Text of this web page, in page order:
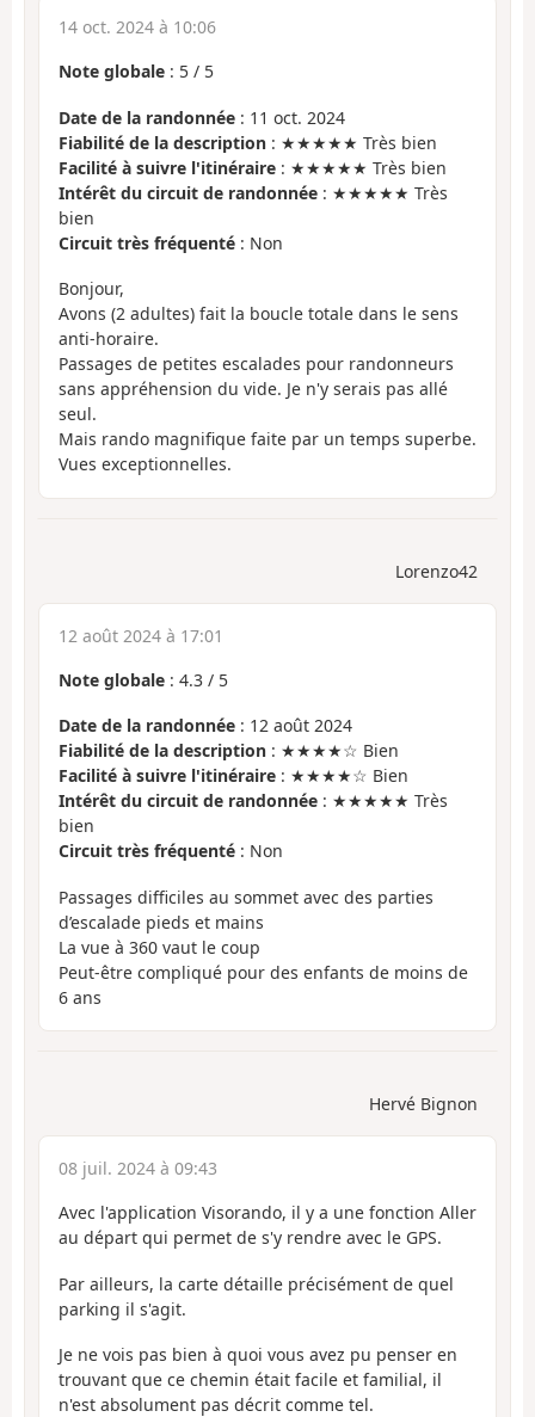
14 oct. 2024 à 10:06
Note globale : 5 / 5
Date de la randonnée : 11 oct. 2024
Fiabilité de la description : ★★★★★ Très bien
Facilité à suivre l'itinéraire : ★★★★★ Très bien
Intérêt du circuit de randonnée : ★★★★★ Très
bien
Circuit très fréquenté : Non
Bonjour,
Avons (2 adultes) fait la boucle totale dans le sens
anti-horaire.
Passages de petites escalades pour randonneurs
sans appréhension du vide. Je n'y serais pas allé
seul.
Mais rando magnifique faite par un temps superbe.
Vues exceptionnelles.
Lorenzo42
12 août 2024 à 17:01
Note globale : 4.3 / 5
Date de la randonnée : 12 août 2024
Fiabilité de la description : ★★★★☆ Bien
Facilité à suivre l'itinéraire : ★★★★☆ Bien
Intérêt du circuit de randonnée : ★★★★★ Très
bien
Circuit très fréquenté : Non
Passages difficiles au sommet avec des parties
d’escalade pieds et mains
La vue à 360 vaut le coup
Peut-être compliqué pour des enfants de moins de
6 ans
Hervé Bignon
08 juil. 2024 à 09:43
Avec l'application Visorando, il y a une fonction Aller
au départ qui permet de s'y rendre avec le GPS.
Par ailleurs, la carte détaille précisément de quel
parking il s'agit.
Je ne vois pas bien à quoi vous avez pu penser en
trouvant que ce chemin était facile et familial, il
n'est absolument pas décrit comme tel.